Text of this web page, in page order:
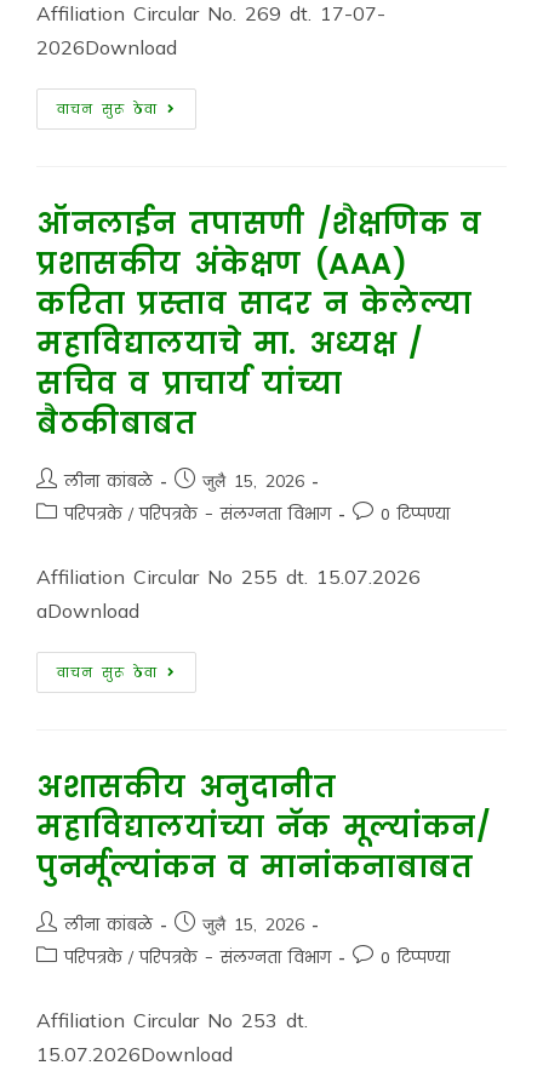
Affiliation Circular No. 269 dt. 17-07-
2026Download
वाचन सुरू ठेवा
ऑनलाईन तपासणी /शैक्षणिक व
प्रशासकीय अंकेक्षण (AAA)
करिता प्रस्ताव सादर न केलेल्या
महाविद्यालयाचे मा. अध्यक्ष /
सचिव व प्राचार्य यांच्या
बैठकीबाबत
लीना कांबळे जुलै 15, 2026
परिपत्रके / परिपत्रके - संलग्नता विभाग 0 टिप्पण्या
Affiliation Circular No 255 dt. 15.07.2026
aDownload
वाचन सुरू ठेवा
अशासकीय अनुदानीत
महाविद्यालयांच्या नॅक मूल्यांकन/
पुनर्मूल्यांकन व मानांकनाबाबत
लीना कांबळे जुलै 15, 2026
परिपत्रके / परिपत्रके - संलग्नता विभाग 0 टिप्पण्या
Affiliation Circular No 253 dt.
15.07.2026Download